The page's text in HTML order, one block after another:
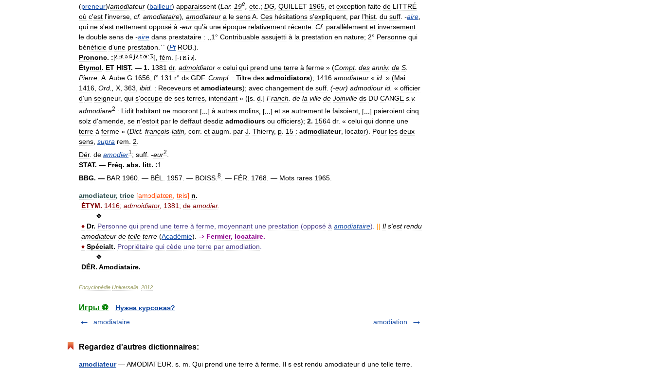
(preneur)/amodiateur (bailleur) apparaissent (Lar. 19e etc .; DG QUILLET 1965 et exception faite de LITTRÉ
où c'est l'inverse cf. amodiataire) amodiateur a le sensA Ces hésitations s'expliquent par l'hist du suff -aire
qui ne s'est nettement opposé à -eur qu'à une époque relativement récente Cf. parallèlement et inversement
le double sens de -aire dans prestataire : 1 ° Contribuable assujetti à la prestation en nature; 2° Personne qui
bénéficie d'une prestation .`` (Pt ROB .).
Prononc. :[ ], fém . [-
].
Étymol. ET HIST. — 1. 1381 dr. admoidiator « celui qui prend une terre à ferme » (Compt. des anniv. de S
Pierre A Aube G 1656 f° 131 r° ds GDF. Compl. : Tiltre des admoidiators); 1416 amodiateur « id » (Mai
1416 Ord X 363 ibid : Receveurs et amodiateurs); avec changement de suff (-eur) admodiour id « officier
d'un seigneur, qui s'occupe de ses terres intendant » ([s d .] Franch de la ville de Joinville ds DU CANGE s v.
admodiare2 : Lidit habitant ne mooront [...] à autres molins , [...] et se autrement le faisoient , [...] paieroient cinq
solz d'amende, se n'estoit par le deffaut desdiz admodiours ou officiers); 2. 1564 dr. « celui qui donne une
terre à ferme » (Dict. françois-latin, corr. et augm. par J. Thierry, p. 15 : admodiateur, locator). Pour les deux
sens, supra rem. 2.
Dér. de amodier1 ; suff -eur2
STAT. — Fréq. abs. litt. :1
BBG. — BAR 1960 . — BÉL 1957 . — BOISS 8 . — FÉR 1768 . — Mots rares 1965
amodiateur, trice [amɔdjatœʀ tʀis] n.
ÉTYM. 1416; admoidiator, 1381 ; de amodier.
❖
♦ Dr. Personne qui prend une terre à ferme moyennant une prestation (opposé à amodiataire). || Il s'est rendu
amodiateur de telle terre (Académie). ⇒ Fermier, locataire.
♦ Spécialt. Propriétaire qui cède une terre par amodiation
❖
DÉR. Amodiataire.
Encyclopédie Universelle 2012
Игры ⚽
Нужна курсовая?
amodiataire
amodiation
Regardez d'autres dictionnaires:
amodiateur— AMODIATEUR. s. m. Qui prend une terre à ferme. Il s est rendu amodiateur d une telle terre.